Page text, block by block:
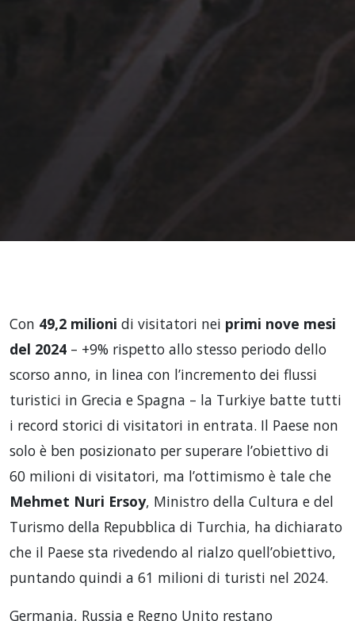
Con 49,2 milioni di visitatori nei primi nove mesi
del 2024 – +9% rispetto allo stesso periodo dello
scorso anno, in linea con l’incremento dei flussi
turistici in Grecia e Spagna – la Turkiye batte tutti
i record storici di visitatori in entrata. Il Paese non
solo è ben posizionato per superare l’obiettivo di
60 milioni di visitatori, ma l’ottimismo è tale che
Mehmet Nuri Ersoy, Ministro della Cultura e del
Turismo della Repubblica di Turchia, ha dichiarato
che il Paese sta rivedendo al rialzo quell’obiettivo,
puntando quindi a 61 milioni di turisti nel 2024.
Germania, Russia e Regno Unito restano